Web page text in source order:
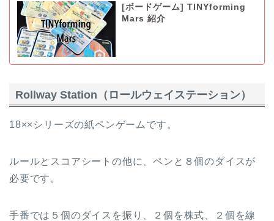
[ボードゲーム] TINYforming
Mars 紹介
Rollway Station（ロールウェイステーション）
18××シリーズの紙ペンゲームです。
ルールとスコアシートの他に、ペンと８個のダイスが
必要です。
手番では５個のダイスを振り、２個を株式、２個を線